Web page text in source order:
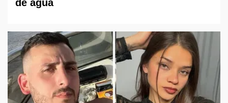
de agua